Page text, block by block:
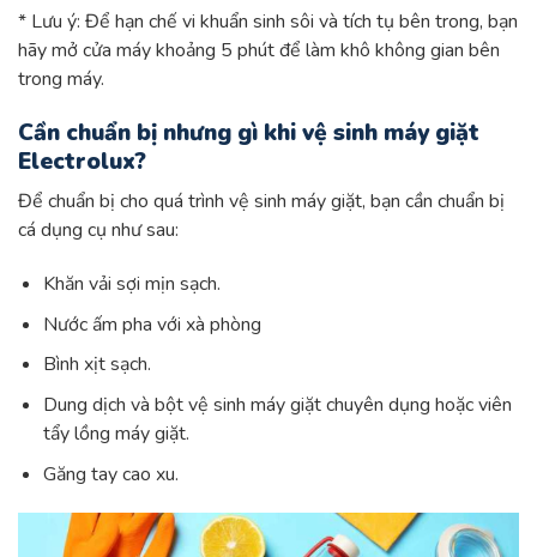
* Lưu ý: Để hạn chế vi khuẩn sinh sôi và tích tụ bên trong, bạn
hãy mở cửa máy khoảng 5 phút để làm khô không gian bên
trong máy.
Cần chuẩn bị nhưng gì khi vệ sinh máy giặt
Electrolux?
Để chuẩn bị cho quá trình vệ sinh máy giặt, bạn cần chuẩn bị
cá dụng cụ như sau:
Khăn vải sợi mịn sạch.
Nước ấm pha với xà phòng
Bình xịt sạch.
Dung dịch và bột vệ sinh máy giặt chuyên dụng hoặc viên
tẩy lồng máy giặt.
Găng tay cao xu.